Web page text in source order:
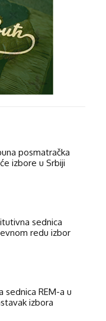
posmatračka
izbore u Srbiji
sednica
redu izbor
sednica REM-a u
izbora